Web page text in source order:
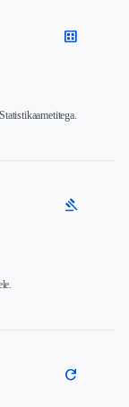
dataset
gavel
refresh